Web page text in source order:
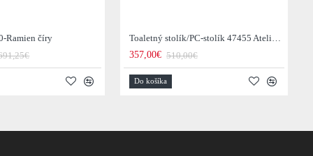
Ramien číry
Toaletný stolík/PC-stolík 47455 Atelier 120cm Natural Dub Dyha
357,00€ 510,00€
Do košíka